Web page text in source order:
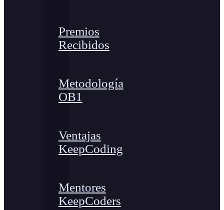
Premios
Recibidos
Metodología
OB1
Ventajas
KeepCoding
Mentores
KeepCoders